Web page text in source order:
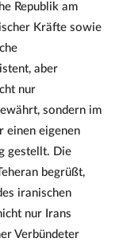
Republik am
Kräfte sowie
aber
nur
sondern im
einen eigenen
gestellt. Die
begrüßt,
iranischen
nur Irans
Verbündeter